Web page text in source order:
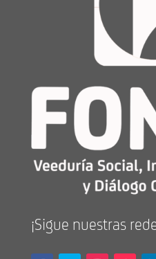
¡Sigue nuestras